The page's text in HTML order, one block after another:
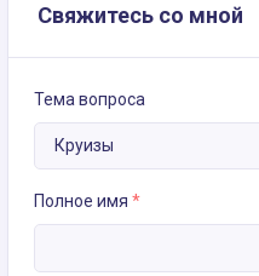
Свяжитесь со мной
Тема вопроса
Полное имя *